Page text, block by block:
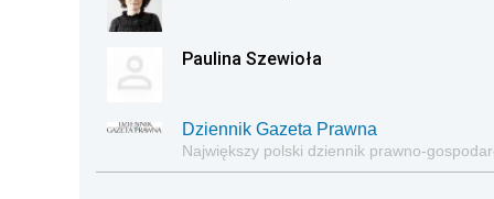
Paulina Szewioła
Dziennik Gazeta Prawna
Największy polski dziennik prawno-